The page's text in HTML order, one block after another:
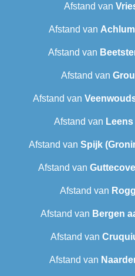
Afstand van
Afstand van Achlum
Afstand van
Afstand van Grou
Afstand van
Afstand van Leens
Afstand van Spijk
Afstand van
Afstand van
Afstand van Bergen
Afstand van
Afstand van